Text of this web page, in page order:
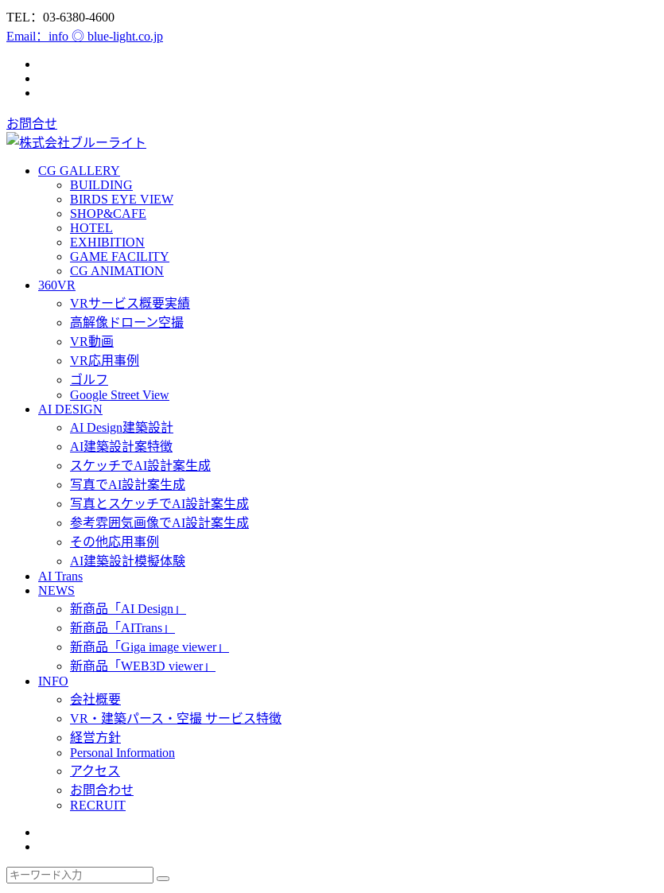
TEL：03-6380-4600
Email：info ◎ blue-light.co.jp
お問合せ
CG GALLERY
BUILDING
BIRDS EYE VIEW
SHOP&CAFE
HOTEL
EXHIBITION
GAME FACILITY
CG ANIMATION
360VR
VRサービス概要実績
高解像ドローン空撮
VR動画
VR応用事例
ゴルフ
Google Street View
AI DESIGN
AI Design建築設計
AI建築設計案特徴
スケッチでAI設計案生成
写真でAI設計案生成
写真とスケッチでAI設計案生成
参考雰囲気画像でAI設計案生成
その他応用事例
AI建築設計模擬体験
AI Trans
NEWS
新商品「AI Design」
新商品「AITrans」
新商品「Giga image viewer」
新商品「WEB3D viewer」
INFO
会社概要
VR・建築パース・空撮 サービス特徴
経営方針
Personal Information
アクセス
お問合わせ
RECRUIT